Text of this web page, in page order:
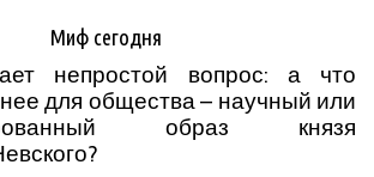
Миф сегодня
непростой вопрос: а что
для общества – научный или
образ князя